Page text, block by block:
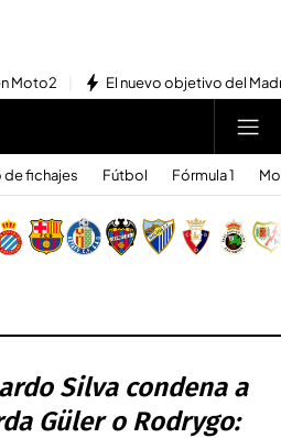
Moto2 El nuevo objetivo del
de fichajes Fútbol Fórmula 1
Silva condena a
Güler o Rodrygo: